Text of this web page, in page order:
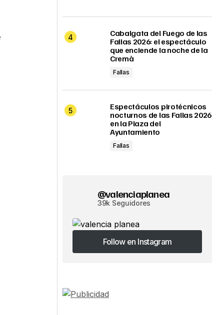
Cabalgata del Fuego de las
Fallas 2026: el espectáculo
que enciende la noche de la
Cremà
Fallas
Espectáculos pirotécnicos
nocturnos de las Fallas 2026
en la Plaza del
Ayuntamiento
Fallas
@valenciaplanea
39k Seguidores
Follow en Instagram
Follow en Instagram